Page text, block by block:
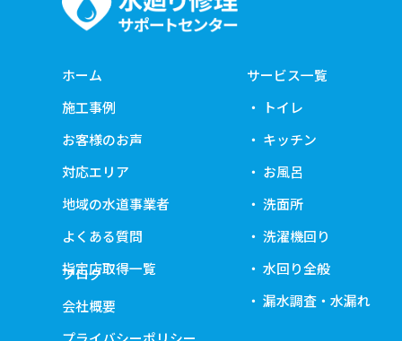
ホーム
施工事例
お客様のお声
対応エリア
地域の水道事業者
よくある質問
指定店取得一覧
サービス一覧
トイレ
キッチン
お風呂
洗面所
洗濯機回り
水回り全般
漏水調査・水漏れ
ブログ
会社概要